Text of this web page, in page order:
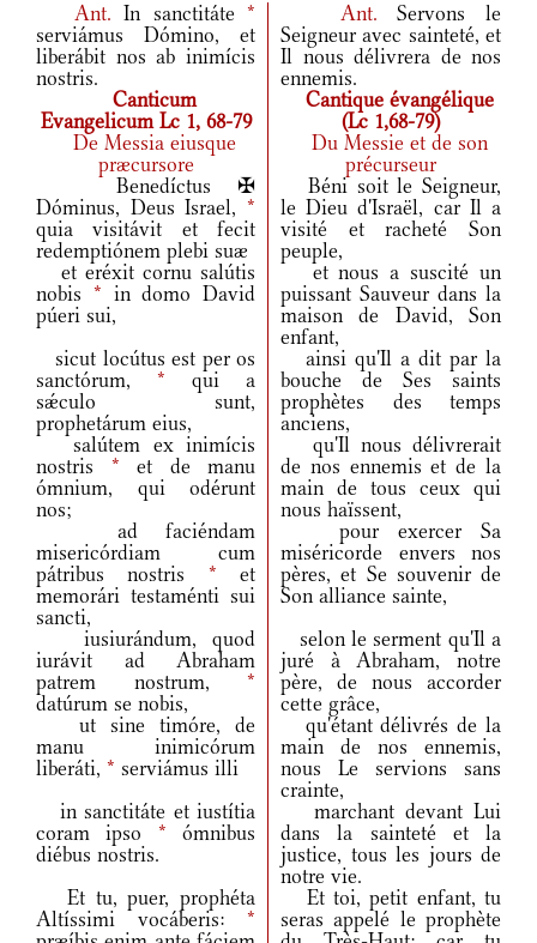
Ant. In sanctitáte *
serviámus Dómino, et
liberábit nos ab inimícis
nostris.
Ant.Servons le
Seigneur avec sainteté, et
Il nous délivrera de nos
ennemis.
Canticum
Evangelicum Lc 1, 68-79
Cantique évangélique
(Lc 1,68-79)
De Messia eiusque
præcursore
Du Messie et de son
précurseur
Benedíctus ✠
Dóminus, Deus Israel, *
quia visitávit et fecit
redemptiónem plebi suæ
Béni soit le Seigneur,
le Dieu d'Israël, car Il a
visité et racheté Son
peuple,
et eréxit cornu salútis
nobis * in domo David
púeri sui,
et nous a suscité un
puissant Sauveur dans la
maison de David, Son
enfant,
sicut locútus est per os
sanctórum, * qui a
sǽculo sunt,
prophetárum eius,
ainsi qu'Il a dit par la
bouche de Ses saints
prophètes des temps
anciens,
salútem ex inimícis
nostris * et de manu
ómnium, qui odérunt
nos;
qu'Il nous délivrerait
de nos ennemis et de la
main de tous ceux qui
nous haïssent,
ad faciéndam
misericórdiam cum
pátribus nostris * et
memorári testaménti sui
sancti,
pour exercer Sa
miséricorde envers nos
pères, et Se souvenir de
Son alliance sainte,
iusiurándum, quod
iurávit ad Abraham
patrem nostrum, *
datúrum se nobis,
selon le serment qu'Il a
juré à Abraham, notre
père, de nous accorder
cette grâce,
ut sine timóre, de
manu inimicórum
liberáti, * serviámus illi
qu'étant délivrés de la
main de nos ennemis,
nous Le servions sans
crainte,
in sanctitáte et iustítia
coram ipso * ómnibus
diébus nostris.
marchant devant Lui
dans la sainteté et la
justice, tous les jours de
notre vie.
Et tu, puer, prophéta
Altíssimi vocáberis: *
Et toi, petit enfant, tu
seras appelé le prophète